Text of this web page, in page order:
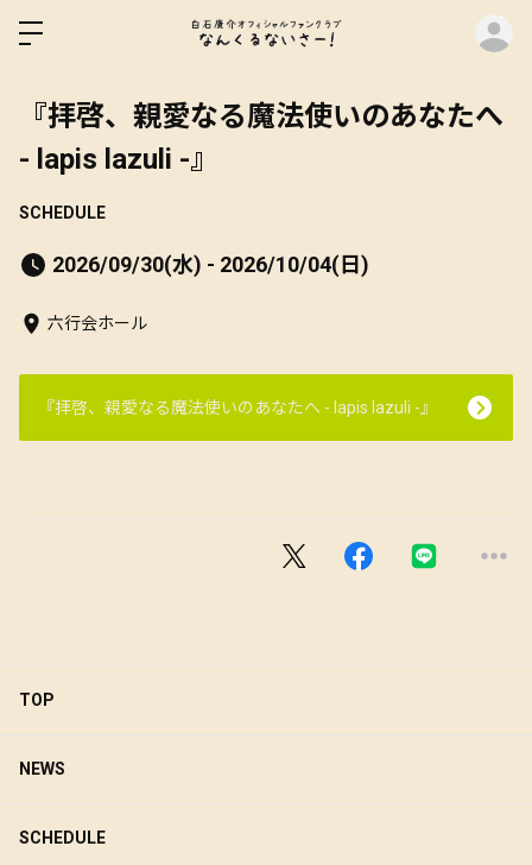
『拝啓、親愛なる魔法使いのあなたへ
- lapis lazuli -』
SCHEDULE
2026/09/30(水) - 2026/10/04(日)
六行会ホール
『拝啓、親愛なる魔法使いのあなたへ - lapis lazuli -』
TOP
NEWS
SCHEDULE